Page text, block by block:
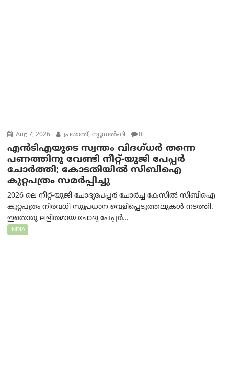
Aug 7, 2026 പ്രശാന്ത്, ന്യൂഡല്‍ഹി 0
എൻ‌ടി‌എയുടെ സ്വന്തം വിദഗ്ധർ തന്നെ
പണത്തിനു വേണ്ടി നീറ്റ്-യു‌ജി പേപ്പർ
ചോർത്തി; കോടതിയില്‍ സിബിഐ
കുറ്റപത്രം സമര്‍പ്പിച്ചു
2026 ലെ നീറ്റ്-യുജി ചോദ്യപേപ്പർ ചോർച്ച കേസിൽ സിബിഐ
കുറ്റപത്രം നിരവധി സുപ്രധാന വെളിപ്പെടുത്തലുകൾ നടത്തി.
ഇതൊരു ലളിതമായ ചോദ്യ പേപ്പർ...
INDIA